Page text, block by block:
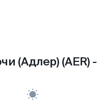
(Адлер) (AER)